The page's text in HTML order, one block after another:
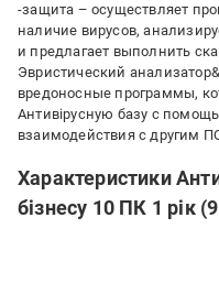
-защита – осуществляет
наличие вирусов,
и предлагает выполнить
Эвристический
вредоносные программы,
Антивірусную базу с
взаимодействия с другим
Характеристики
бізнесу 10 ПК 1 рік